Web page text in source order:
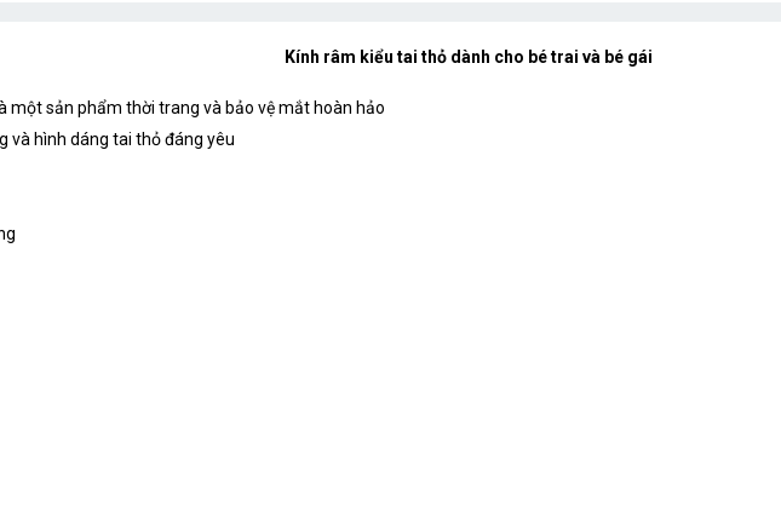
Kính râm kiểu tai thỏ dành cho bé trai và bé gái
một sản phẩm thời trang và bảo vệ mắt hoàn hảo
và hình dáng tai thỏ đáng yêu